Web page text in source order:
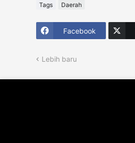
Tags Daerah
Facebook
Lebih baru